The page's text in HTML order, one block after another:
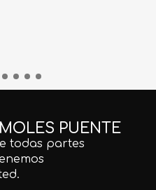
PUENTE
todas partes